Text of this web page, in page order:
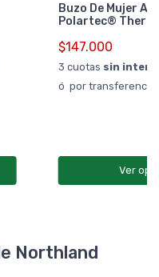
Buzo De Mujer
Polartec®
$147.000
3 cuotas sin
ó por transferencia
Ver
Northland